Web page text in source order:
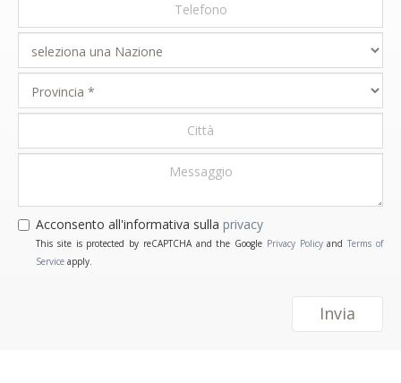
Acconsento all'informativa sulla privacy
This site is protected by reCAPTCHA and the Google Privacy PolicyandTerms of
Service apply.
Invia